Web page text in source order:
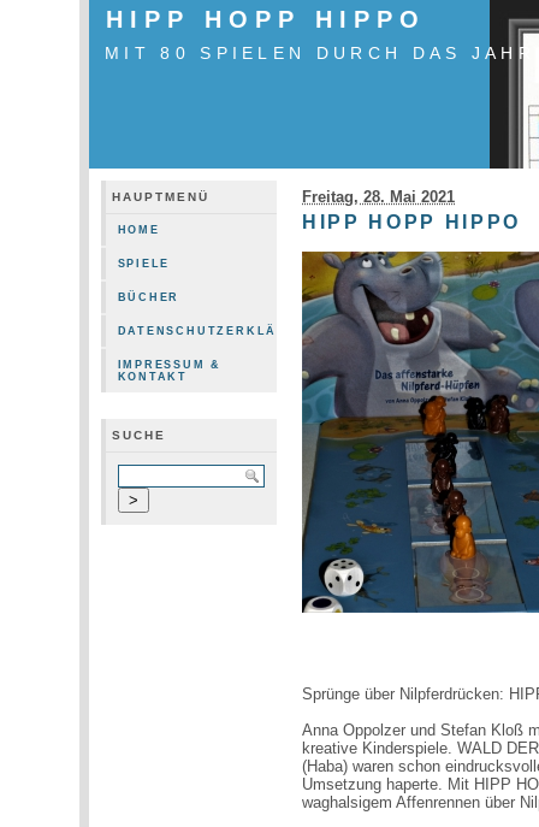
HIPP HOPP HIPPO
MIT 80 SPIELEN DURCH DAS JAHR
HAUPTMENÜ
HOME
SPIELE
BÜCHER
DATENSCHUTZERKLÄRUNG
IMPRESSUM &
KONTAKT
SUCHE
Freitag, 28. Mai 2021
HIPP HOPP HIPPO
Sprünge über Nilpferdrücken:
Anna Oppolzer und Stefan Kloß
kreative Kinderspiele. WALD
(Haba) waren schon
Umsetzung haperte. Mit HIPP
waghalsigem Affenrennen über